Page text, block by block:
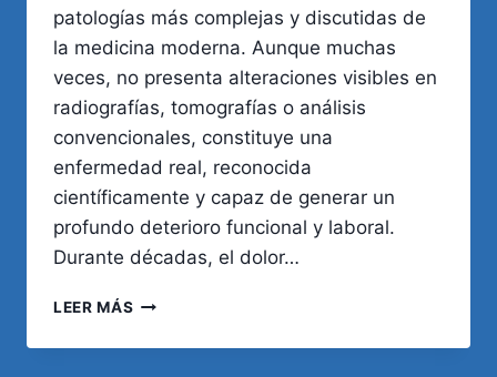
patologías más complejas y discutidas de
la medicina moderna. Aunque muchas
veces, no presenta alteraciones visibles en
radiografías, tomografías o análisis
convencionales, constituye una
enfermedad real, reconocida
científicamente y capaz de generar un
profundo deterioro funcional y laboral.
Durante décadas, el dolor…
LEER MÁS FIBROMIALGIA:
DESAFÍO